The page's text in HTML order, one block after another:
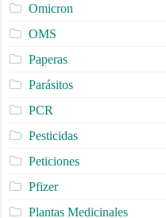
Omicron
OMS
Paperas
Parásitos
PCR
Pesticidas
Peticiones
Pfizer
Plantas Medicinales